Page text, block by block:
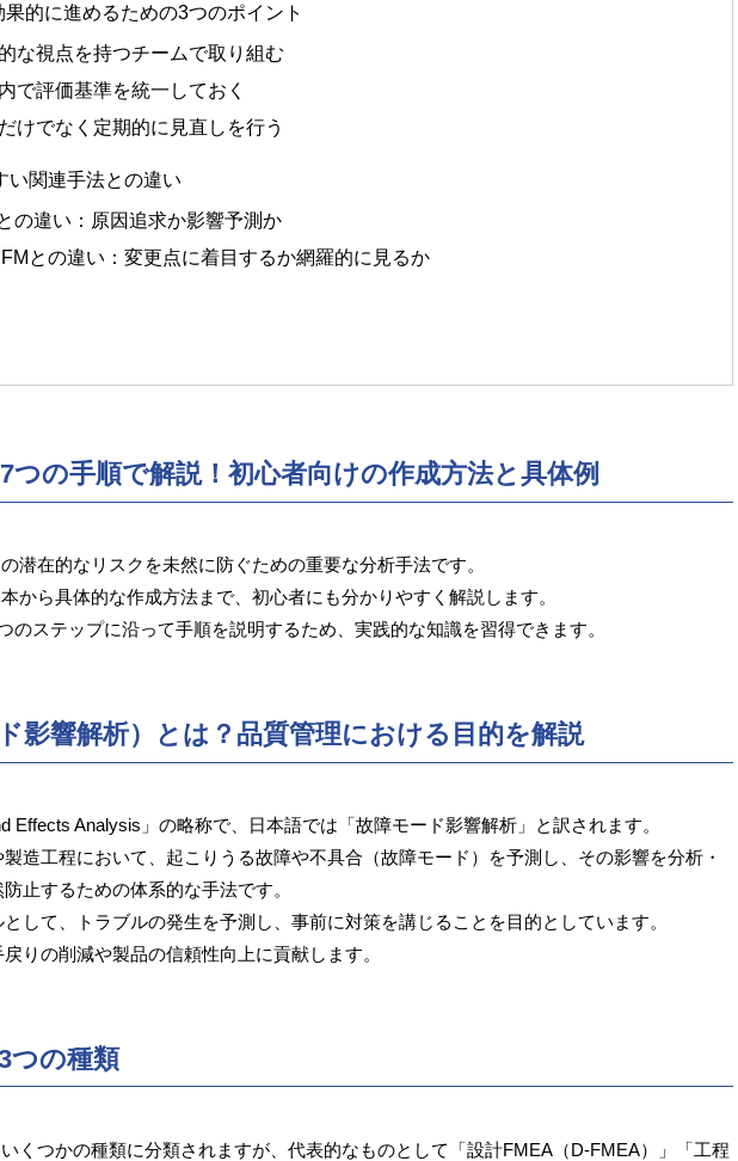
果的に進めるための3つのポイント
な視点を持つチームで取り組む
で評価基準を統一しておく
けでなく定期的に見直しを行う
い関連手法との違い
の違い：原因追求か影響予測か
との違い：変更点に着目するか網羅的に見るか
つの手順で解説！初心者向けの作成方法と具体例
潜在的なリスクを未然に防ぐための重要な分析手法です。
から具体的な作成方法まで、初心者にも分かりやすく解説します。
のステップに沿って手順を説明するため、実践的な知識を習得できます。
影響解析）とは？品質管理における目的を解説
Effects Analysis」の略称で、日本語では「故障モード影響解析」と訳されます。
造工程において、起こりうる故障や不具合（故障モード）を予測し、その影響を分析・
止するための体系的な手法です。
して、トラブルの発生を予測し、事前に対策を講じることを目的としています。
りの削減や製品の信頼性向上に貢献します。
つの種類
くつかの種類に分類されますが、代表的なものとして「設計FMEA（D-FMEA）」「工程